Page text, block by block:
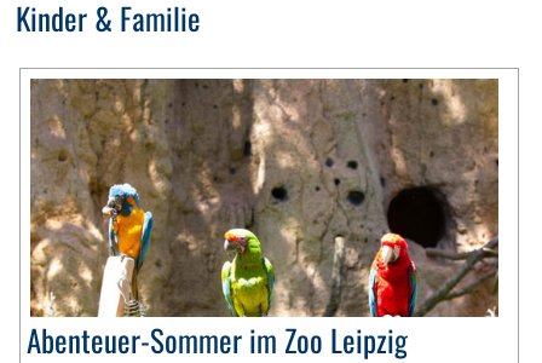
Kinder & Familie
Abenteuer-Sommer im Zoo Leipzig